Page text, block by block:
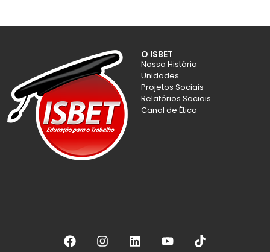
O ISBET
Nossa História
Unidades
Projetos Sociais
Relatórios Sociais
Canal de Ética